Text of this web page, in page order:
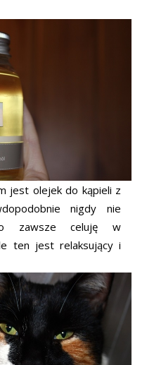
jest olejek do kąpieli z
nigdy nie
zawsze celuję w
ten jest relaksujący i